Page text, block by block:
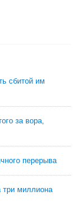
сбитой им
за вора,
перерыва
три миллиона